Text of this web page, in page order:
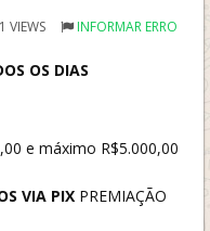
VIEWS INFORMAR ERRO
OS DIAS
e máximo R$5.000,00
VIA PIX PREMIAÇÃO